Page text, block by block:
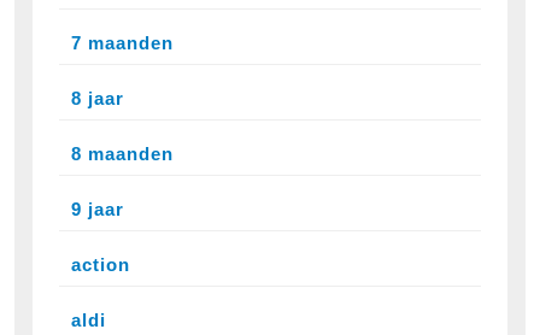
7 maanden
8 jaar
8 maanden
9 jaar
action
aldi